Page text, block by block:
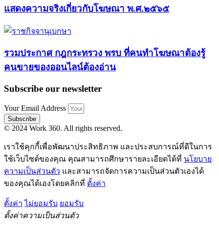
แสดงความจริงเกี่ยวกับโฆษณา พ.ศ.๒๕๖๕
รวมประกาศ กฎกระทรวง พรบ ที่คนทำโฆษณาต้องรู้
คนขายของออนไลน์ต้องอ่าน
Subscribe our newsletter
Your Email Address
Subscribe
© 2024 Work 360. All rights reserved.
เราใช้คุกกี้เพื่อพัฒนาประสิทธิภาพ และประสบการณ์ที่ดีในการ
ใช้เว็บไซต์ของคุณ คุณสามารถศึกษารายละเอียดได้ที่ นโยบาย
ความเป็นส่วนตัว และสามารถจัดการความเป็นส่วนตัวเองได้
ของคุณได้เองโดยคลิกที่ ตั้งค่า
ตั้งค่า ไม่ยอมรับ ยอมรับ
ตั้งค่าความเป็นส่วนตัว